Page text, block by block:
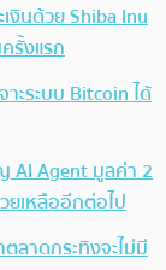
งินด้วย Shiba Inu
รั้งแรก
ะระบบ Bitcoin ได้
AI Agent มูลค่า 2
เหลืออีกต่อไป
าดกระทิงจะไม่มี